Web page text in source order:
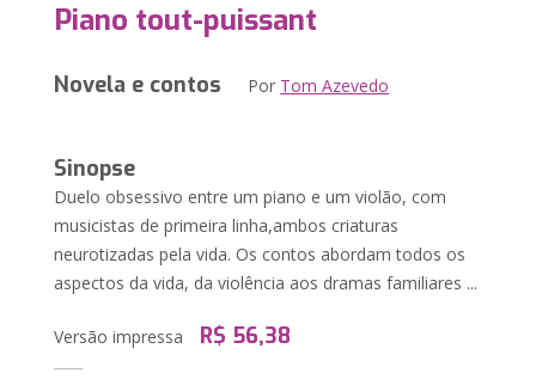
Piano tout-puissant
Novela e contos Por Tom Azevedo
Sinopse
Duelo obsessivo entre um piano e um violão, com
musicistas de primeira linha,ambos criaturas
neurotizadas pela vida. Os contos abordam todos os
aspectos da vida, da violência aos dramas familiares ...
Versão impressa R$ 56,38